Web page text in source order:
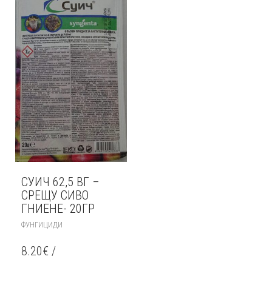
СУИЧ 62,5 ВГ –
СРЕЩУ СИВО
ГНИЕНЕ- 20ГР
ФУНГИЦИДИ
8.20€ /